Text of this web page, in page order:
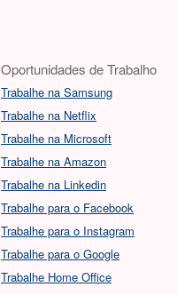
Oportunidades de Trabalho
Trabalhe na Samsung
Trabalhe na Netflix
Trabalhe na Microsoft
Trabalhe na Amazon
Trabalhe na Linkedin
Trabalhe para o Facebook
Trabalhe para o Instagram
Trabalhe para o Google
Trabalhe Home Office